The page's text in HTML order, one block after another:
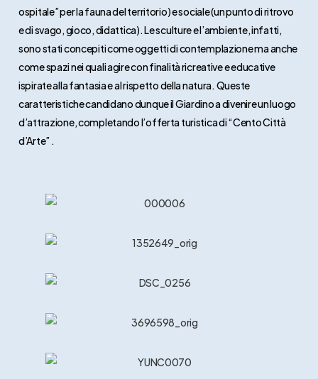
ospitale” per la fauna del territorio) e sociale (un punto di ritrovo
e di svago, gioco, didattica). Le sculture e l’ambiente, infatti,
sono stati concepiti come oggetti di contemplazione ma anche
come spazi nei quali agire con finalità ricreative e educative
ispirate alla fantasia e al rispetto della natura. Queste
caratteristiche candidano dunque il Giardino a divenire un luogo
d’attrazione, completando l’offerta turistica di “Cento Città
d’Arte” .